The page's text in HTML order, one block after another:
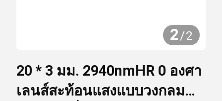
2/2
20 * 3 มม. 2940nmHR 0 องศา
เลนส์สะท้อนแสงแบบวงกลม